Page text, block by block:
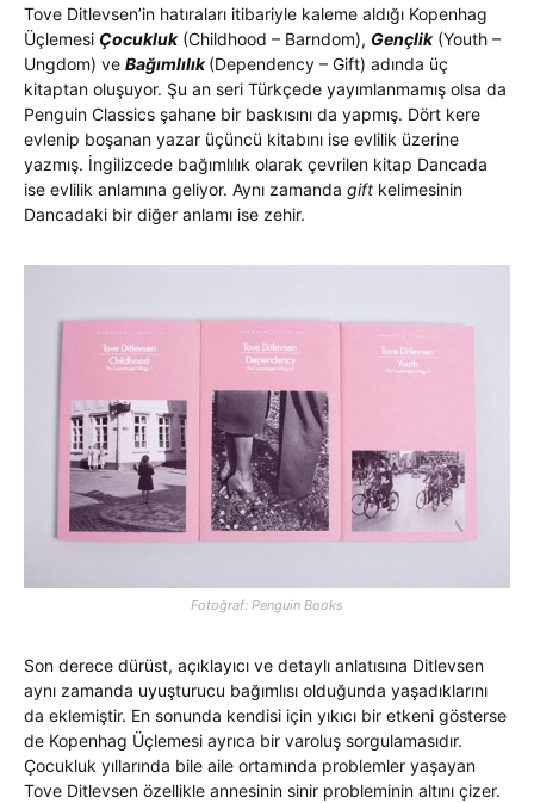
Tove Ditlevsen’in hatıraları itibariyle kaleme aldığı Kopenhag
Üçlemesi Çocukluk(Childhood – Barndom), Gençlik(Youth –
Ungdom) ve Bağımlılık(Dependency – Gift) adında üç
kitaptan oluşuyor. Şu an seri Türkçede yayımlanmamış olsa da
Penguin Classics şahane bir baskısını da yapmış. Dört kere
evlenip boşanan yazar üçüncü kitabını ise evlilik üzerine
yazmış. İngilizcede bağımlılık olarak çevrilen kitap Dancada
ise evlilik anlamına geliyor. Aynı zamanda gift kelimesinin
Dancadaki bir diğer anlamı ise zehir.
Fotoğraf: Penguin Books
Son derece dürüst, açıklayıcı ve detaylı anlatısına Ditlevsen
aynı zamanda uyuşturucu bağımlısı olduğunda yaşadıklarını
da eklemiştir. En sonunda kendisi için yıkıcı bir etkeni gösterse
de Kopenhag Üçlemesi ayrıca bir varoluş sorgulamasıdır.
Çocukluk yıllarında bile aile ortamında problemler yaşayan
Tove Ditlevsen özellikle annesinin sinir probleminin altını çizer.